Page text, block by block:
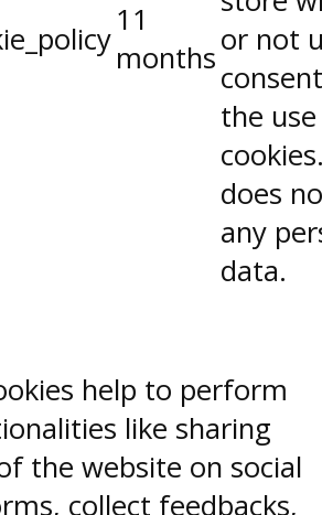
11
monthsor not
the
does
any
data.
help to perform
like sharing
the website on social
collect feedbacks,